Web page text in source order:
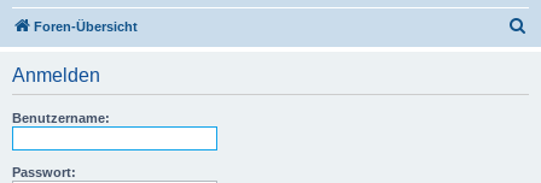
Foren-Übersicht
Anmelden
Benutzername:
Passwort: